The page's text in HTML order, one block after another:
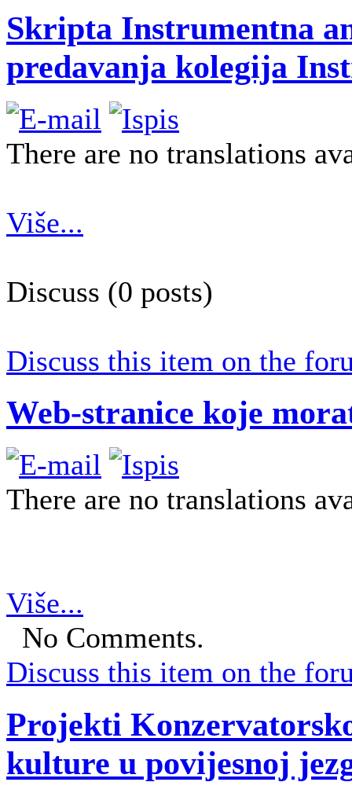
Skripta Instrumentna
predavanja kolegija
There are no translations
Više...
Discuss (0 posts)
Discuss this item on the
Web-stranice koje
There are no translations
Više...
No Comments.
Discuss this item on the
Projekti
kulture u povijesnoj